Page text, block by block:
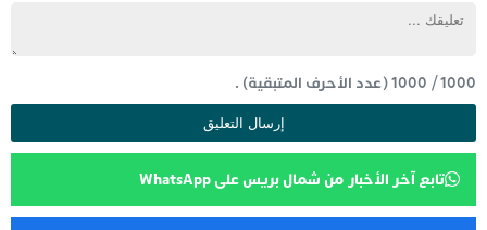
1000
/
1000(عدد الأحرف المتبقية) .
تابع آخر الأخبار من شمال بريس على WhatsApp